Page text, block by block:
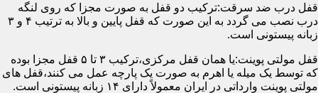
قفل درب ضد سرقت:ترکیب دو قفل به صورت مجزا که روی لنگه
درب نصب می گردد به این صورت که قفل پایین و بالا به ترتیب ۴ و ۳
زبانه پیستونی است.
قفل مولتی پوینت:یا همان قفل مرکزی،ترکیب ۳ تا ۵ قفل مجزا بوده
که توسط یک میله یا اهرم به صورت یک پارچه عمل می کنند،قفل های
مولتی پوینت وارداتی در ایران معمولاً دارای ۱۴ زبانه پیستونی است.